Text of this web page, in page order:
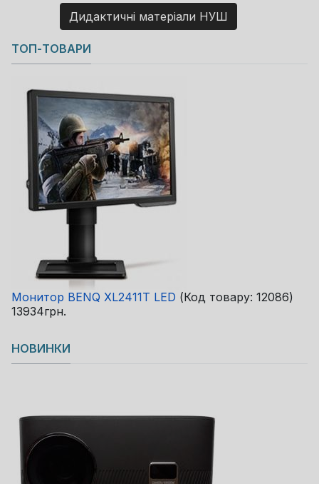
Дидактичні матеріали НУШ
Copyright MAXXmarketing GmbH
JoomShopping Download & Support
ТОП-ТОВАРИ
Монитор BENQ XL2411T LED (Код товару: 12086)
13934грн.
НОВИНКИ